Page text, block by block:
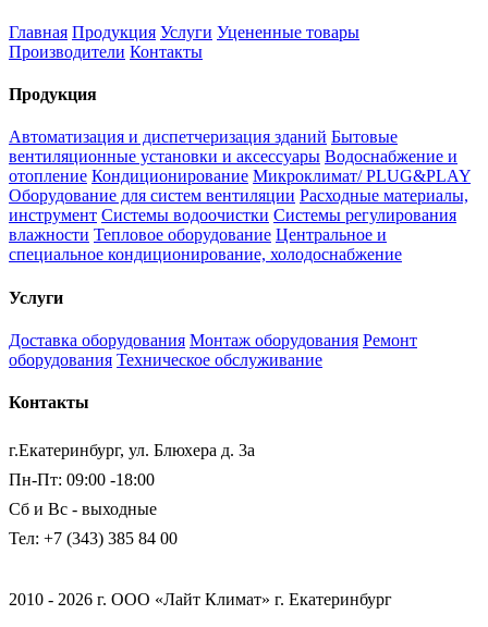
Главная Продукция Услуги Уцененные товары
Производители Контакты
Продукция
Автоматизация и диспетчеризация зданий Бытовые
вентиляционные установки и аксессуары Водоснабжение и
отопление Кондиционирование Микроклимат/ PLUG&PLAY
Оборудование для систем вентиляции Расходные материалы,
инструмент Системы водоочистки Системы регулирования
влажности Тепловое оборудование Центральное и
специальное кондиционирование, холодоснабжение
Услуги
Доставка оборудования Монтаж оборудования Ремонт
оборудования Техническое обслуживание
Контакты
г.Екатеринбург, ул. Блюхера д. 3а
Пн-Пт: 09:00 -18:00
Сб и Вс - выходные
Тел: +7 (343) 385 84 00
2010 - 2026 г. ООО «Лайт Климат» г. Екатеринбург